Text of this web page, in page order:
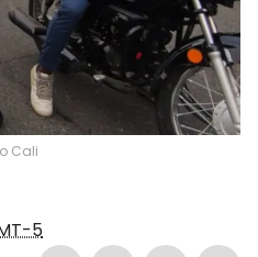
Cali
5